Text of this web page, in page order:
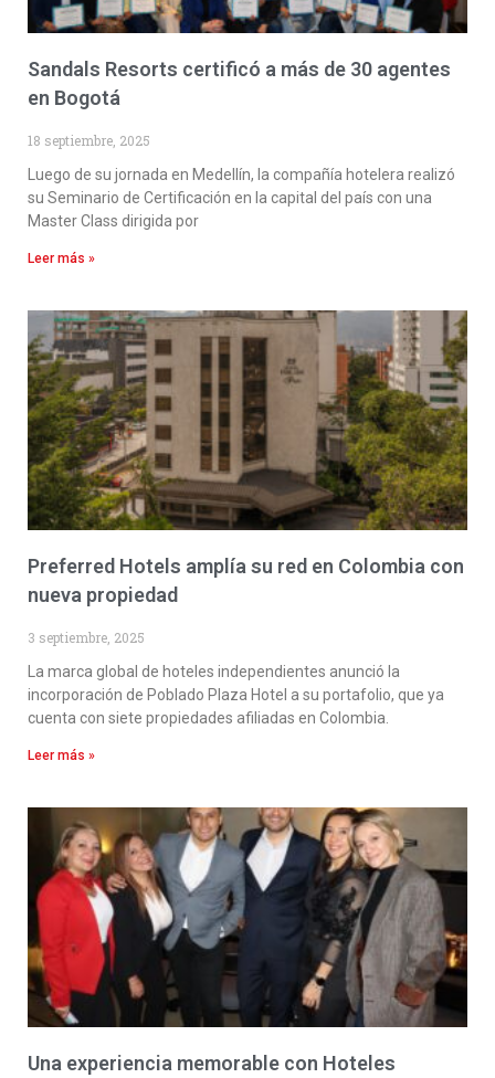
Sandals Resorts certificó a más de 30 agentes
en Bogotá
18 septiembre, 2025
Luego de su jornada en Medellín, la compañía hotelera realizó
su Seminario de Certificación en la capital del país con una
Master Class dirigida por
Leer más »
Preferred Hotels amplía su red en Colombia con
nueva propiedad
3 septiembre, 2025
La marca global de hoteles independientes anunció la
incorporación de Poblado Plaza Hotel a su portafolio, que ya
cuenta con siete propiedades afiliadas en Colombia.
Leer más »
Una experiencia memorable con Hoteles